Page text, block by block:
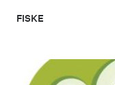
FISKE